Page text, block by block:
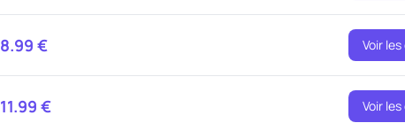
8.99 € Voir
11.99 € Voir